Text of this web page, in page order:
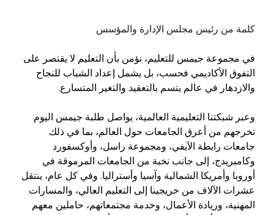
كلمة من رئيس مجلس الإدارة والمؤسس
في مجموعة جيمس للتعليم، نؤمن بأن التعليم لا يقتصر على
التفوق الأكاديمي فحسب، بل يشمل إعداد الشباب للنجاح
والازدهار في عالم يتسم بالتعقيد والتغير المتسارع.
وعبر شبكتنا التعليمية العالمية، يواصل طلبة جيمس اليوم
تخرجهم من أعرق الجامعات حول العالم، بما في ذلك
جامعات رابطة الآيفي، ومجموعة راسل، وأوكسفورد
وكامبريدج، إلى جانب نخبة من الجامعات المرموقة في
أوروبا وأمريكا الشمالية وآسيا وأستراليا. وفي كل عام، ينتقل
عشرات الآلاف من خريجينا إلى التعليم العالي، والمسارات
المهنية، وريادة الأعمال، وخدمة مجتمعاتهم، حاملين معهم